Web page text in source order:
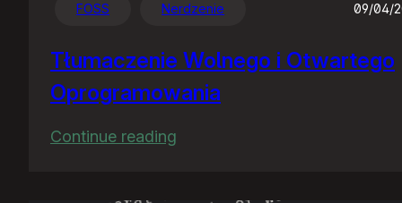
FOSS Nerdzenie 09/04/
Tłumaczenie Wolnego i Otwartego
Oprogramowania
Continue reading